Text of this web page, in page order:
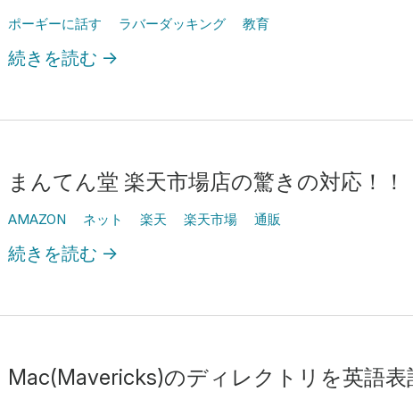
ポーギーに話す ラバーダッキング 教育
続きを読む →
まんてん堂 楽天市場店の驚きの対応！！
AMAZON ネット 楽天 楽天市場 通販
続きを読む →
Mac(Mavericks)のディレクトリを英語表